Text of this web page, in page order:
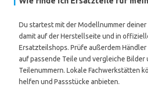
Du startest mit der Modellnummer deiner
damit auf der Herstellseite und in
Ersatzteilshops. Prüfe außerdem
auf passende Teile und vergleiche Bilder
Teilenummern. Lokale Fachwerkstätten
helfen und Passstücke anbieten.